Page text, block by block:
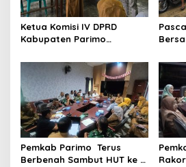
o
s
Ketua Komisi IV DPRD
Kabupaten Parimo
Persidangan III Tahun
Sidang 2025/2026
Pemkab Parimo Terus
Berbenah Sambut HUT ke –